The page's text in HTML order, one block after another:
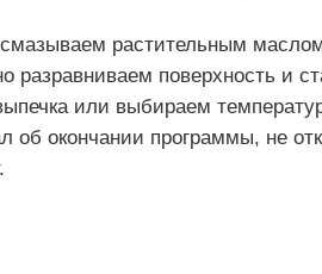
растительным
разравниваем поверхность и
или выбираем
об окончании программы, не